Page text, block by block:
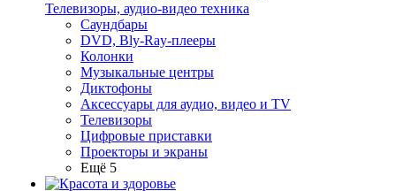
Телевизоры, аудио-видео техника
Саундбары
DVD, Bly-Ray-плееры
Колонки
Музыкальные центры
Диктофоны
Аксессуары для аудио, видео и TV
Телевизоры
Цифровые приставки
Проекторы и экраны
Ещё 5